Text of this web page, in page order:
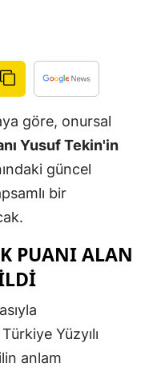
Edirne
Elazığ
Erzincan
Erzurum
Gaziantep
Hakkari
göre, onursal
Yusuf Tekin'in
güncel
bir
PUANI ALAN
Yüzyılı
anlam